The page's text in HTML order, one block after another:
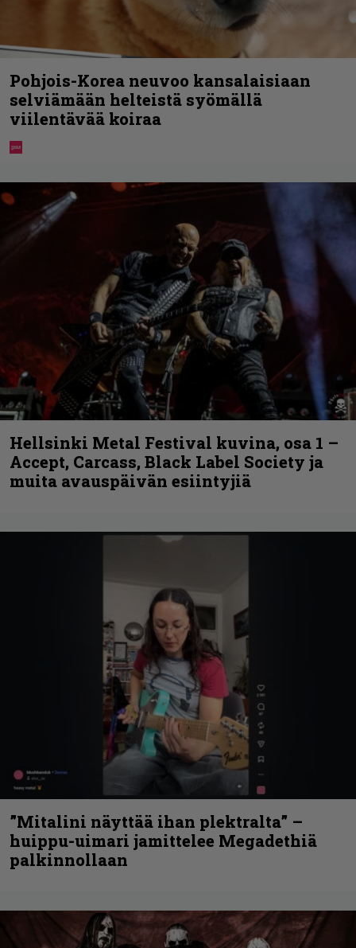
Pohjois-Korea neuvoo kansalaisiaan
selviämään helteistä syömällä
viilentävää koiraa
Hellsinki Metal Festival kuvina, osa 1 –
Accept, Carcass, Black Label Society ja
muita avauspäivän esiintyjiä
”Mitalini näyttää ihan plektralta” –
huippu-uimari jamittelee Megadethiä
palkinnollaan